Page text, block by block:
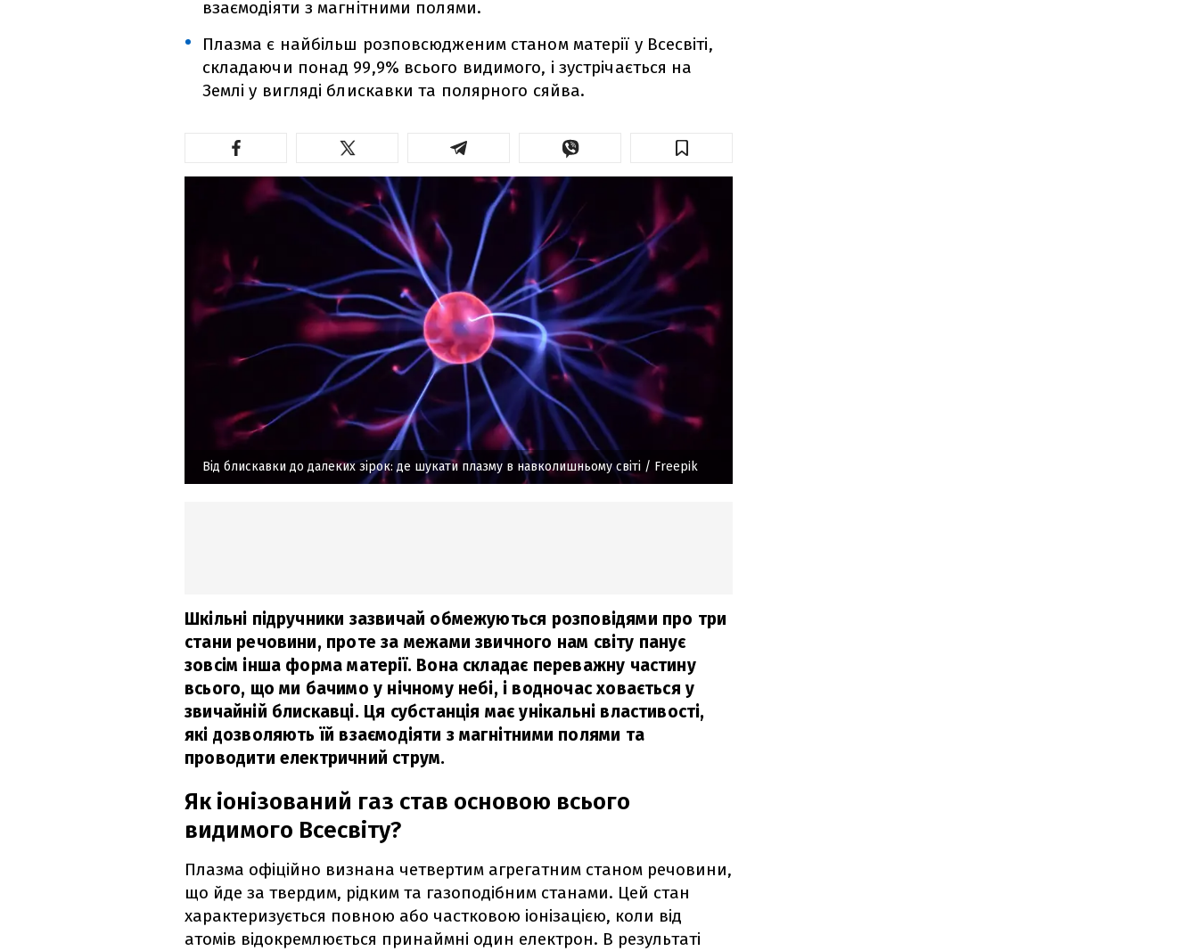
взаємодіяти з магнітними полями.
Плазма є найбільш розповсюдженим станом матерії у Всесвіті,
складаючи понад 99,9% всього видимого, і зустрічається на
Землі у вигляді блискавки та полярного сяйва.
Від блискавки до далеких зірок: де шукати плазму в навколишньому світі / Freepik
Шкільні підручники зазвичай обмежуються розповідями про три
стани речовини, проте за межами звичного нам світу панує
зовсім інша форма матерії. Вона складає переважну частину
всього, що ми бачимо у нічному небі, і водночас ховається у
звичайній блискавці. Ця субстанція має унікальні властивості,
які дозволяють їй взаємодіяти з магнітними полями та
проводити електричний струм.
Як іонізований газ став основою всього
видимого Всесвіту?
Плазма офіційно визнана четвертим агрегатним станом речовини,
що йде за твердим, рідким та газоподібним станами. Цей стан
характеризується повною або частковою іонізацією, коли від
атомів відокремлюється принаймні один електрон. В результаті